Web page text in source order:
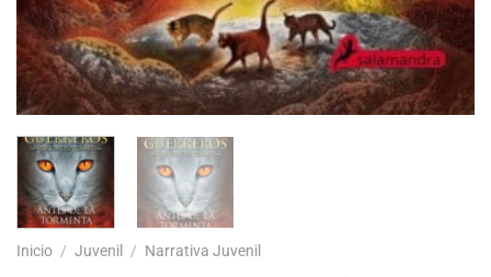
Inicio / Juvenil / Narrativa Juvenil